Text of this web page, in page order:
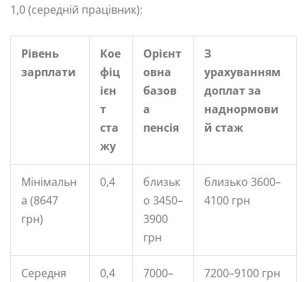
1,0 (середній працівник):
Рівень
зарплати
Кое
фіц
ієн
т
ста
жу
Орієнт
овна
базов
а
пенсія
З
урахуванням
доплат за
наднормови
й стаж
Мінімальн
а (8647
грн)
0,4
близьк
о 3450–
3900
грн
близько 3600–
4100 грн
Середня
0,4
7000–
7200–9100 грн